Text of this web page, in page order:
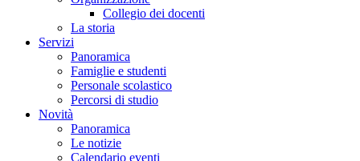
Collegio dei docenti
La storia
Servizi
Panoramica
Famiglie e studenti
Personale scolastico
Percorsi di studio
Novità
Panoramica
Le notizie
Calendario eventi